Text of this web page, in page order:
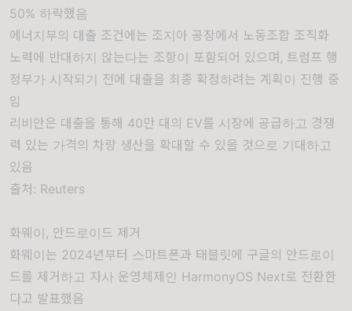
50% 하락했음
에너지부의 대출 조건에는 조지아 공장에서 노동조합 조직화
노력에 반대하지 않는다는 조항이 포함되어 있으며, 트럼프 행
정부가 시작되기 전에 대출을 최종 확정하려는 계획이 진행 중
임
리비안은 대출을 통해 40만 대의 EV를 시장에 공급하고 경쟁
력 있는 가격의 차량 생산을 확대할 수 있을 것으로 기대하고
있음
출처: Reuters
화웨이, 안드로이드 제거
화웨이는 2024년부터 스마트폰과 태블릿에 구글의 안드로이
드를 제거하고 자사 운영체제인 HarmonyOS Next로 전환한
다고 발표했음